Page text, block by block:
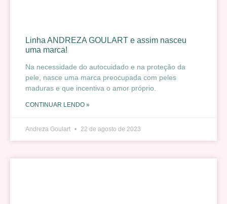
Linha ANDREZA GOULART e assim nasceu
uma marca!
Na necessidade do autocuidado e na proteção da
pele, nasce uma marca preocupada com peles
maduras e que incentiva o amor próprio.
CONTINUAR LENDO »
Andreza Goulart 22 de agosto de 2023